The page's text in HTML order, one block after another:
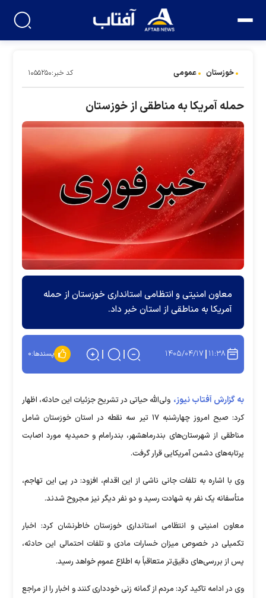
خوزستان عمومی کد خبر:۱۰۵۵۲۵۰
حمله آمریکا به مناطقی از خوزستان
معاون امنیتی و انتظامی استانداری خوزستان از حمله
آمریکا به مناطقی از استان خبر داد.
۱۱:۳۸ ۱۴۰۵/۰۴/۱۷ پسندها:۰
به گزارش آفتاب نیوز، ولی‌الله حیاتی در تشریح جزئیات این حادثه، اظهار
کرد: صبح امروز چهارشنبه ۱۷ تیر سه نقطه در استان خوزستان شامل
مناطقی از شهرستان‌های بندرماهشهر، بندرامام و حمیدیه مورد اصابت
پرتابه‌های دشمن آمریکایی قرار گرفت.
وی با اشاره به تلفات جانی ناشی از این اقدام، افزود: در پی این تهاجم،
متأسفانه یک نفر به شهادت رسید و دو نفر دیگر نیز مجروح شدند.
معاون امنیتی و انتظامی استانداری خوزستان خاطرنشان کرد: اخبار
تکمیلی در خصوص میزان خسارات مادی و تلفات احتمالی این حادثه،
پس از بررسی‌های دقیق‌تر متعاقباً به اطلاع عموم خواهد رسید.
وی در ادامه تاکید کرد: مردم از گمانه زنی خودداری کنند و اخبار را از مراجع